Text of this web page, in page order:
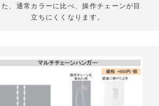
た、通常カラーに比べ、操作チェーンが目
立ちにくくなります。